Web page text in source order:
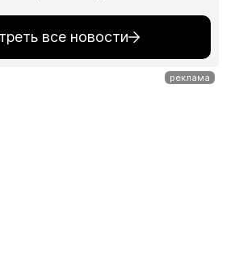
все новости